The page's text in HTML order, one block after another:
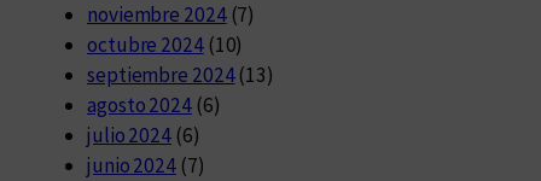
noviembre 2024(7)
octubre 2024(10)
septiembre 2024(13)
agosto 2024(6)
julio 2024 (6)
junio 2024 (7)